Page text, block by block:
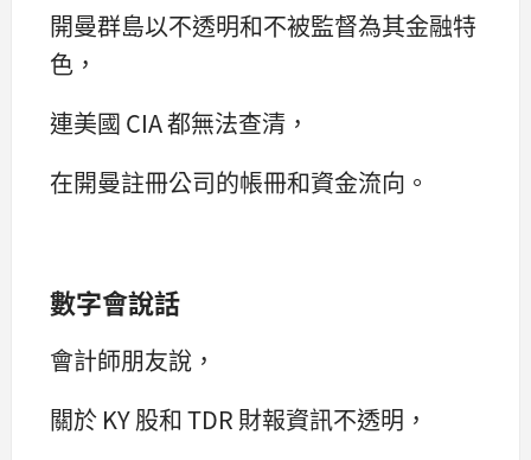
開曼群島以不透明和不被監督為其金融特
色，
連美國 CIA 都無法查清，
在開曼註冊公司的帳冊和資金流向。
數字會說話
會計師朋友說，
關於 KY 股和 TDR 財報資訊不透明，